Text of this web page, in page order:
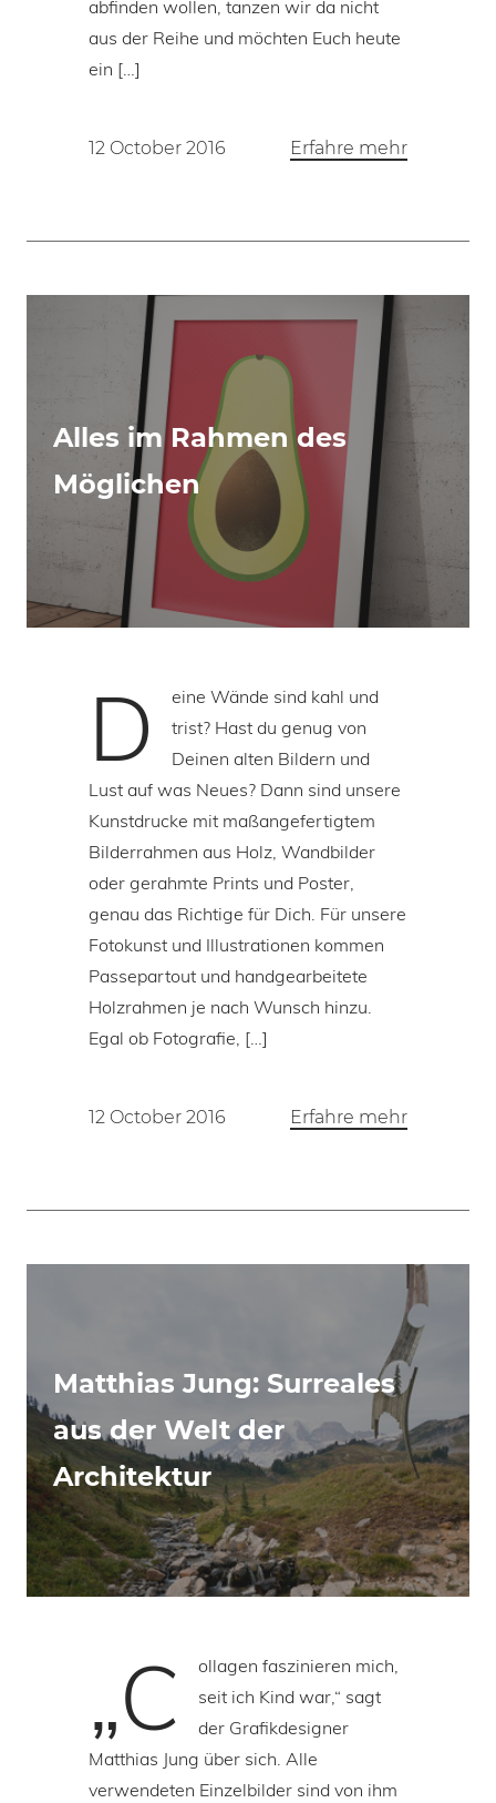
abfinden wollen, tanzen wir da nicht
aus der Reihe und möchten Euch heute
ein […]
12 October 2016 Erfahre mehr
Alles im Rahmen des
Möglichen
D
eine Wände sind kahl und
trist? Hast du genug von
Deinen alten Bildern und
Lust auf was Neues? Dann sind unsere
Kunstdrucke mit maßangefertigtem
Bilderrahmen aus Holz, Wandbilder
oder gerahmte Prints und Poster,
genau das Richtige für Dich. Für unsere
Fotokunst und Illustrationen kommen
Passepartout und handgearbeitete
Holzrahmen je nach Wunsch hinzu.
Egal ob Fotografie, […]
12 October 2016 Erfahre mehr
Matthias Jung: Surreales
aus der Welt der
Architektur
„C
ollagen faszinieren mich,
seit ich Kind war,“ sagt
der Grafikdesigner
Matthias Jung über sich. Alle
verwendeten Einzelbilder sind von ihm